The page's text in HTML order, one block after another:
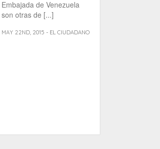
Embajada de Venezuela
son otras de [...]
MAY 22ND, 2015 - EL CIUDADANO